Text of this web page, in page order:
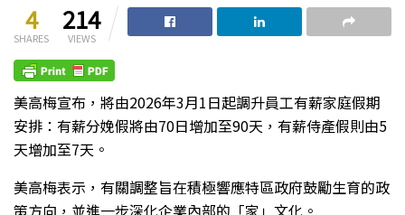
4
SHARES
214
VIEWS
美高梅宣布，將由2026年3月1日起調升員工有薪家庭假期
安排：有薪分娩假將由70日增加至90天，有薪侍產假則由5
天增加至7天。
美高梅表示，有關調整旨在積極響應特區政府鼓勵生育的政
策方向，並進一步深化企業內部的「家」文化。